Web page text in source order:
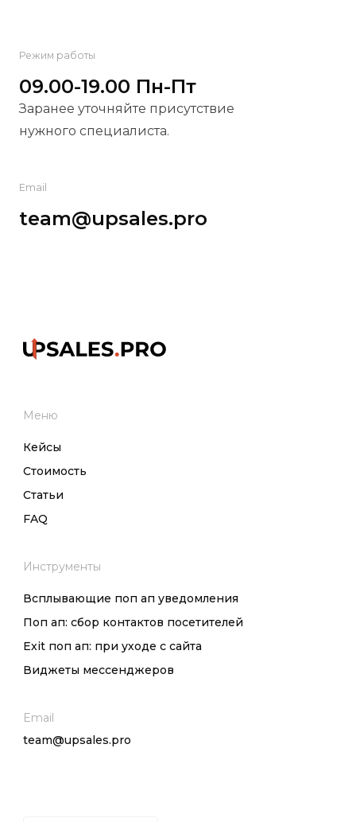
Режим работы
09.00-19.00 Пн-Пт
Заранее уточняйте присутствие
нужного специалиста.
Email
team@upsales.pro
Меню
Кейсы
Стоимость
Статьи
FAQ
Инструменты
Всплывающие поп ап уведомления
Поп ап: сбор контактов посетителей
Exit поп ап: при уходе с сайта
Виджеты мессенджеров
Email
team@upsales.pro